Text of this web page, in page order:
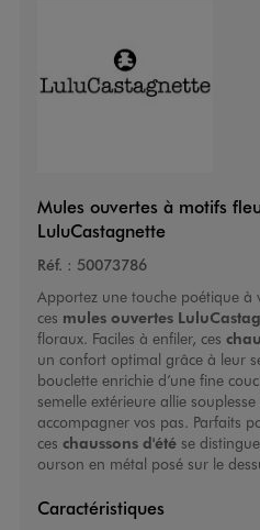
Mules ouvertes à motifs
LuluCastagnette
Réf. : 50073786
Apportez une touche poétique à
ces mules ouvertes
floraux. Faciles à enfiler, ces
un confort optimal grâce à leur
bouclette enrichie d’une fine
semelle extérieure allie
accompagner vos pas. Parfaits
ces chaussons d'étése
ourson en métal posé sur le
Caractéristiques